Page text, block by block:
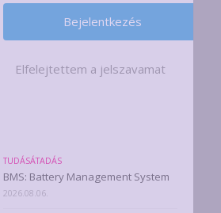
Elfelejtettem a jelszavamat
TUDÁSÁTADÁS
BMS: Battery Management System
2026.08.06.